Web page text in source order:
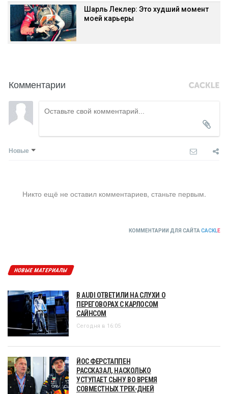
Шарль Леклер: Это худший момент
моей карьеры
Комментарии
Новые
Никто ещё не оставил комментариев, станьте первым.
КОММЕНТАРИИ ДЛЯ САЙТА CACKLE
НОВЫЕ МАТЕРИАЛЫ
В AUDI ОТВЕТИЛИ НА СЛУХИ О
ПЕРЕГОВОРАХ С КАРЛОСОМ
САЙНСОМ
Сегодня в 16:05
ЙОС ФЕРСТАППЕН
РАССКАЗАЛ, НАСКОЛЬКО
УСТУПАЕТ СЫНУ ВО ВРЕМЯ
СОВМЕСТНЫХ ТРЕК-ДНЕЙ